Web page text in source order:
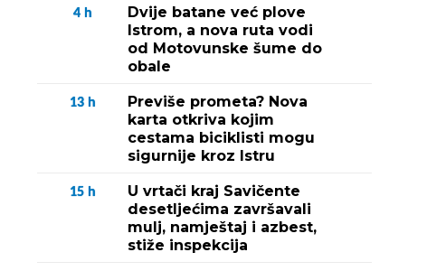
4 h
Dvije batane već plove
Istrom, a nova ruta vodi
od Motovunske šume do
obale
13 h
Previše prometa? Nova
karta otkriva kojim
cestama biciklisti mogu
sigurnije kroz Istru
15 h
U vrtači kraj Savičente
desetljećima završavali
mulj, namještaj i azbest,
stiže inspekcija